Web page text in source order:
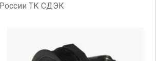
России ТК СДЭК